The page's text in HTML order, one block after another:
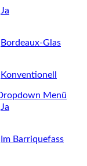
Ja
Bordeaux-Glas
Konventionell
Ja
Im Barriquefass